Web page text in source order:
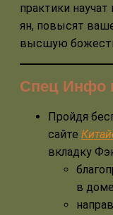
практики
ян, повысят
высшую
Спец Инфо
Пройдя
сайте
вкладку
в